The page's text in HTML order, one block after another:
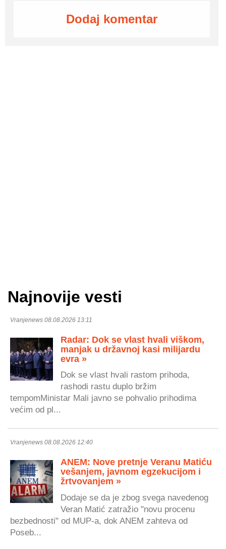
Dodaj komentar
Najnovije vesti
Vranjenews 08.08.2026 13:11
Radar: Dok se vlast hvali viškom,
manjak u državnoj kasi milijardu
evra »
Dok se vlast hvali rastom prihoda,
rashodi rastu duplo bržim
tempomMinistar Mali javno se pohvalio prihodima
većim od pl...
Vranjenews 08.08.2026 12:40
ANEM: Nove pretnje Veranu Matiću
vešanjem, javnom egzekucijom i
žrtvovanjem »
Dodaje se da je zbog svega navedenog
Veran Matić zatražio "novu procenu
bezbednosti" od MUP-a, dok ANEM zahteva od
Poseb...